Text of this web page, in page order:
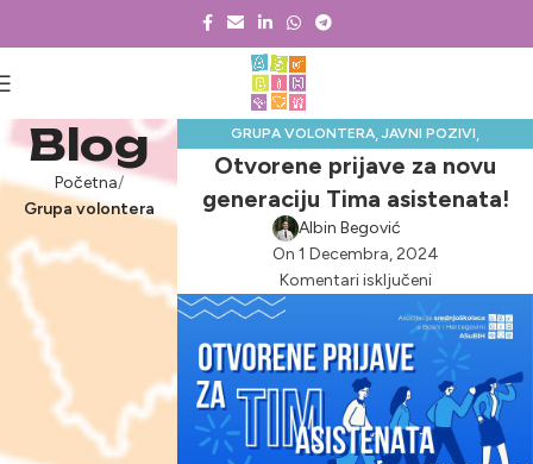
Blog
Početna
Grupa volontera
GRUPA VOLONTERA,JAVNI POZIVI,
NOVOSTI & PROJEKTI
Otvorene prijave za novu
generaciju Tima asistenata!
Albin Begović
On 1 Decembra, 2024
Komentari isključeni